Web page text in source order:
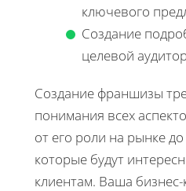
ключевого
Создание
целевой
Создание франшизы
понимания всех
от его роли на рынке
которые будут
клиентам. Ваша